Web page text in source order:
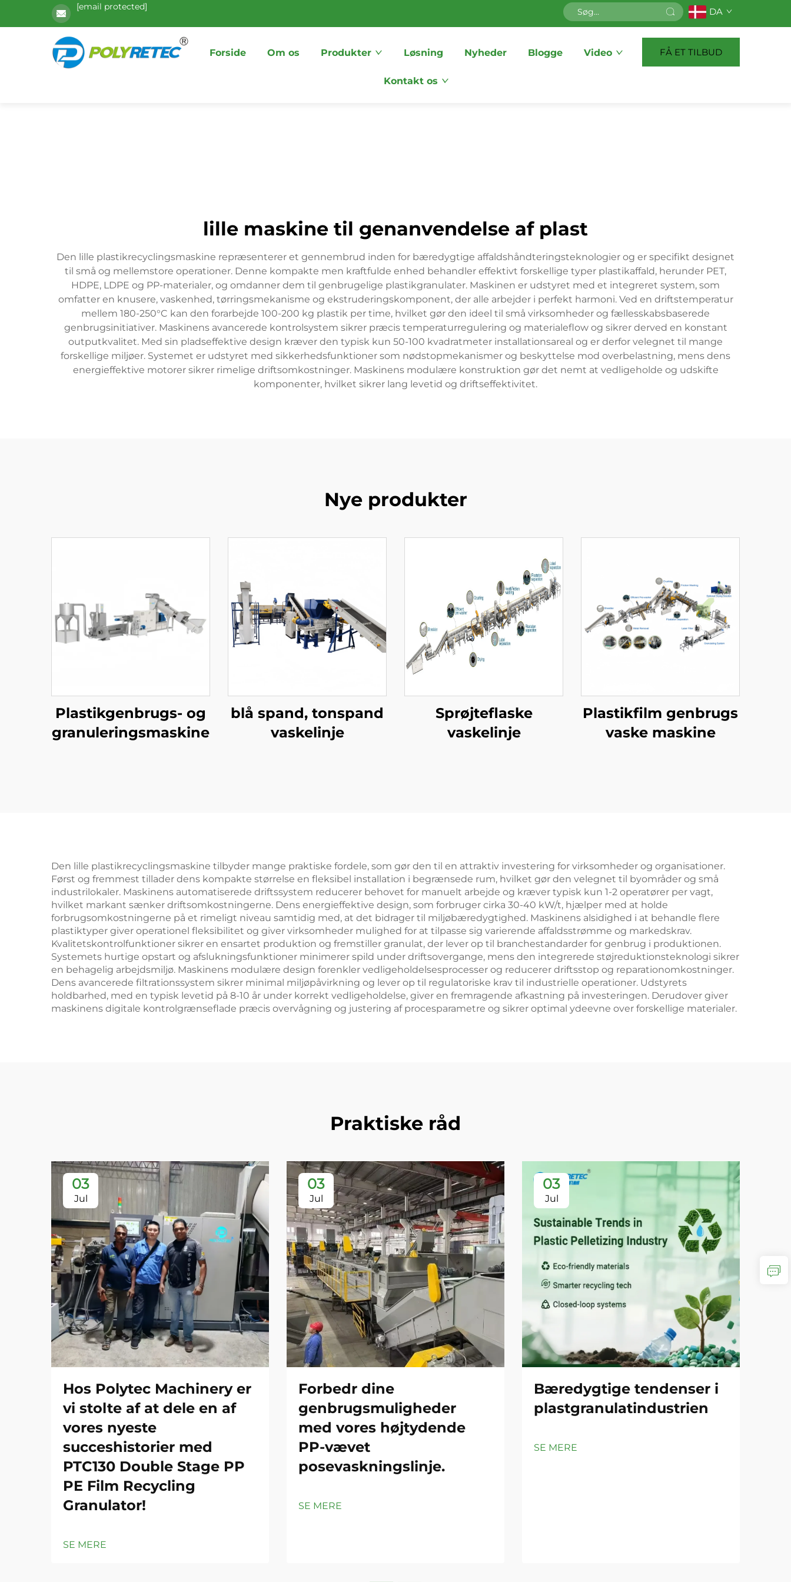
[email protected] DA
Forside Om os Produkter Løsning Nyheder Blogge Video
Kontakt os
FÅ ET TILBUD
lille maskine til genanvendelse af plast
Den lille plastikrecyclingsmaskine repræsenterer et gennembrud inden for bæredygtige affaldshåndteringsteknologier og er specifikt designet
til små og mellemstore operationer. Denne kompakte men kraftfulde enhed behandler effektivt forskellige typer plastikaffald, herunder PET,
HDPE, LDPE og PP-materialer, og omdanner dem til genbrugelige plastikgranulater. Maskinen er udstyret med et integreret system, som
omfatter en knusere, vaskenhed, tørringsmekanisme og ekstruderingskomponent, der alle arbejder i perfekt harmoni. Ved en driftstemperatur
mellem 180-250°C kan den forarbejde 100-200 kg plastik per time, hvilket gør den ideel til små virksomheder og fællesskabsbaserede
genbrugsinitiativer. Maskinens avancerede kontrolsystem sikrer præcis temperaturregulering og materialeflow og sikrer derved en konstant
outputkvalitet. Med sin pladseffektive design kræver den typisk kun 50-100 kvadratmeter installationsareal og er derfor velegnet til mange
forskellige miljøer. Systemet er udstyret med sikkerhedsfunktioner som nødstopmekanismer og beskyttelse mod overbelastning, mens dens
energieffektive motorer sikrer rimelige driftsomkostninger. Maskinens modulære konstruktion gør det nemt at vedligeholde og udskifte
komponenter, hvilket sikrer lang levetid og driftseffektivitet.
Nye produkter
Plastikgenbrugs- og
granuleringsmaskine
blå spand, tonspand
vaskelinje
Sprøjteflaske
vaskelinje
Plastikfilm genbrugs
vaske maskine
Den lille plastikrecyclingsmaskine tilbyder mange praktiske fordele, som gør den til en attraktiv investering for virksomheder og organisationer.
Først og fremmest tillader dens kompakte størrelse en fleksibel installation i begrænsede rum, hvilket gør den velegnet til byområder og små
industrilokaler. Maskinens automatiserede driftssystem reducerer behovet for manuelt arbejde og kræver typisk kun 1-2 operatører per vagt,
hvilket markant sænker driftsomkostningerne. Dens energieffektive design, som forbruger cirka 30-40 kW/t, hjælper med at holde
forbrugsomkostningerne på et rimeligt niveau samtidig med, at det bidrager til miljøbæredygtighed. Maskinens alsidighed i at behandle flere
plastiktyper giver operationel fleksibilitet og giver virksomheder mulighed for at tilpasse sig varierende affaldsstrømme og markedskrav.
Kvalitetskontrolfunktioner sikrer en ensartet produktion og fremstiller granulat, der lever op til branchestandarder for genbrug i produktionen.
Systemets hurtige opstart og afslukningsfunktioner minimerer spild under driftsovergange, mens den integrerede støjreduktionsteknologi sikrer
en behagelig arbejdsmiljø. Maskinens modulære design forenkler vedligeholdelsesprocesser og reducerer driftsstop og reparationomkostninger.
Dens avancerede filtrationssystem sikrer minimal miljøpåvirkning og lever op til regulatoriske krav til industrielle operationer. Udstyrets
holdbarhed, med en typisk levetid på 8-10 år under korrekt vedligeholdelse, giver en fremragende afkastning på investeringen. Derudover giver
maskinens digitale kontrolgrænseflade præcis overvågning og justering af procesparametre og sikrer optimal ydeevne over forskellige materialer.
Praktiske råd
03
Jul
Hos Polytec Machinery er
vi stolte af at dele en af
vores nyeste
succeshistorier med
PTC130 Double Stage PP
PE Film Recycling
Granulator!
SE MERE
03
Jul
Forbedr dine
genbrugsmuligheder
med vores højtydende
PP-vævet
posevaskningslinje.
SE MERE
03
Jul
Bæredygtige tendenser i
plastgranulatindustrien
SE MERE